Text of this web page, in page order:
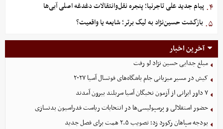
۴. پیام جدید علی تاجرنیا؛ پنجره نقل‌وانتقالات دغدغه اصلی آبی‌ها
۵. بازگشت حسین‌نژاد به لیگ برتر؛ شایعه یا واقعیت؟
آخرین اخبار
مبلغ جدایی حسین نژاد لو رفت
کیش در مسیر میزبانی جام باشگاه‌های فوتسال آسیا ۲۰۲۷
۷ داور ایرانی از آزمون نخبگان آسیا سربلند بیرون آمدند
حضور استقلالی و پرسپولیسی‌ها در انتخابات ریاست فدراسیون بدنسازی
بودجه سپاهان رکورد زد؛ تصویب ۲.۵ همت برای فصل جدید